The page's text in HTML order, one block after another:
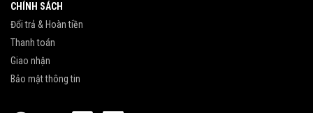
CHÍNH SÁCH
Đổi trả & Hoàn tiền
Thanh toán
Giao nhận
Bảo mật thông tin